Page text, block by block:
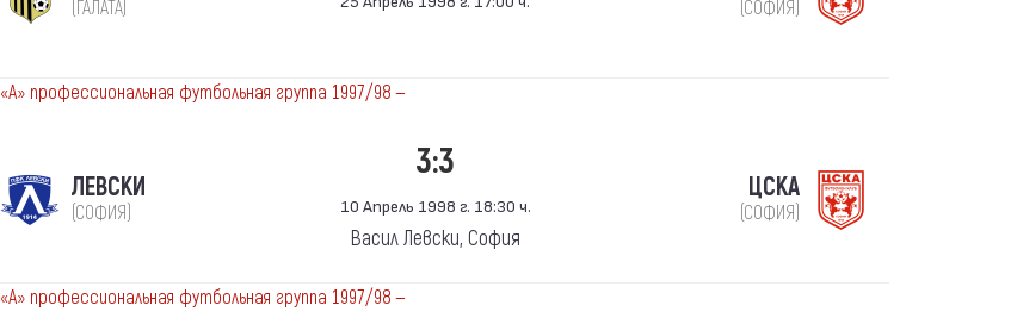
(ГАЛАТА) (СОФИЯ)
«А» профессиональная футбольная группа 1997/98 —
ЛЕВСКИ
(СОФИЯ)
3:3
10 Апрель 1998 г. 18:30 ч.
Васил Левски, София
ЦСКА
(СОФИЯ)
«А» профессиональная футбольная группа 1997/98 —